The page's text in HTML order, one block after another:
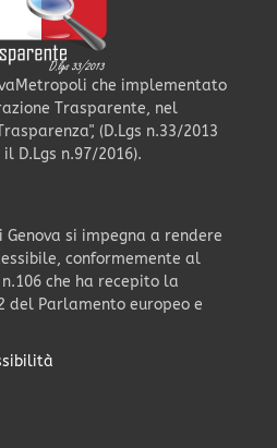
che implementato
Trasparente, nel
(D.Lgs n.33/2013
D.Lgs n.97/2016).
si impegna a rendere
conformemente al
che ha recepito la
del Parlamento europeo e